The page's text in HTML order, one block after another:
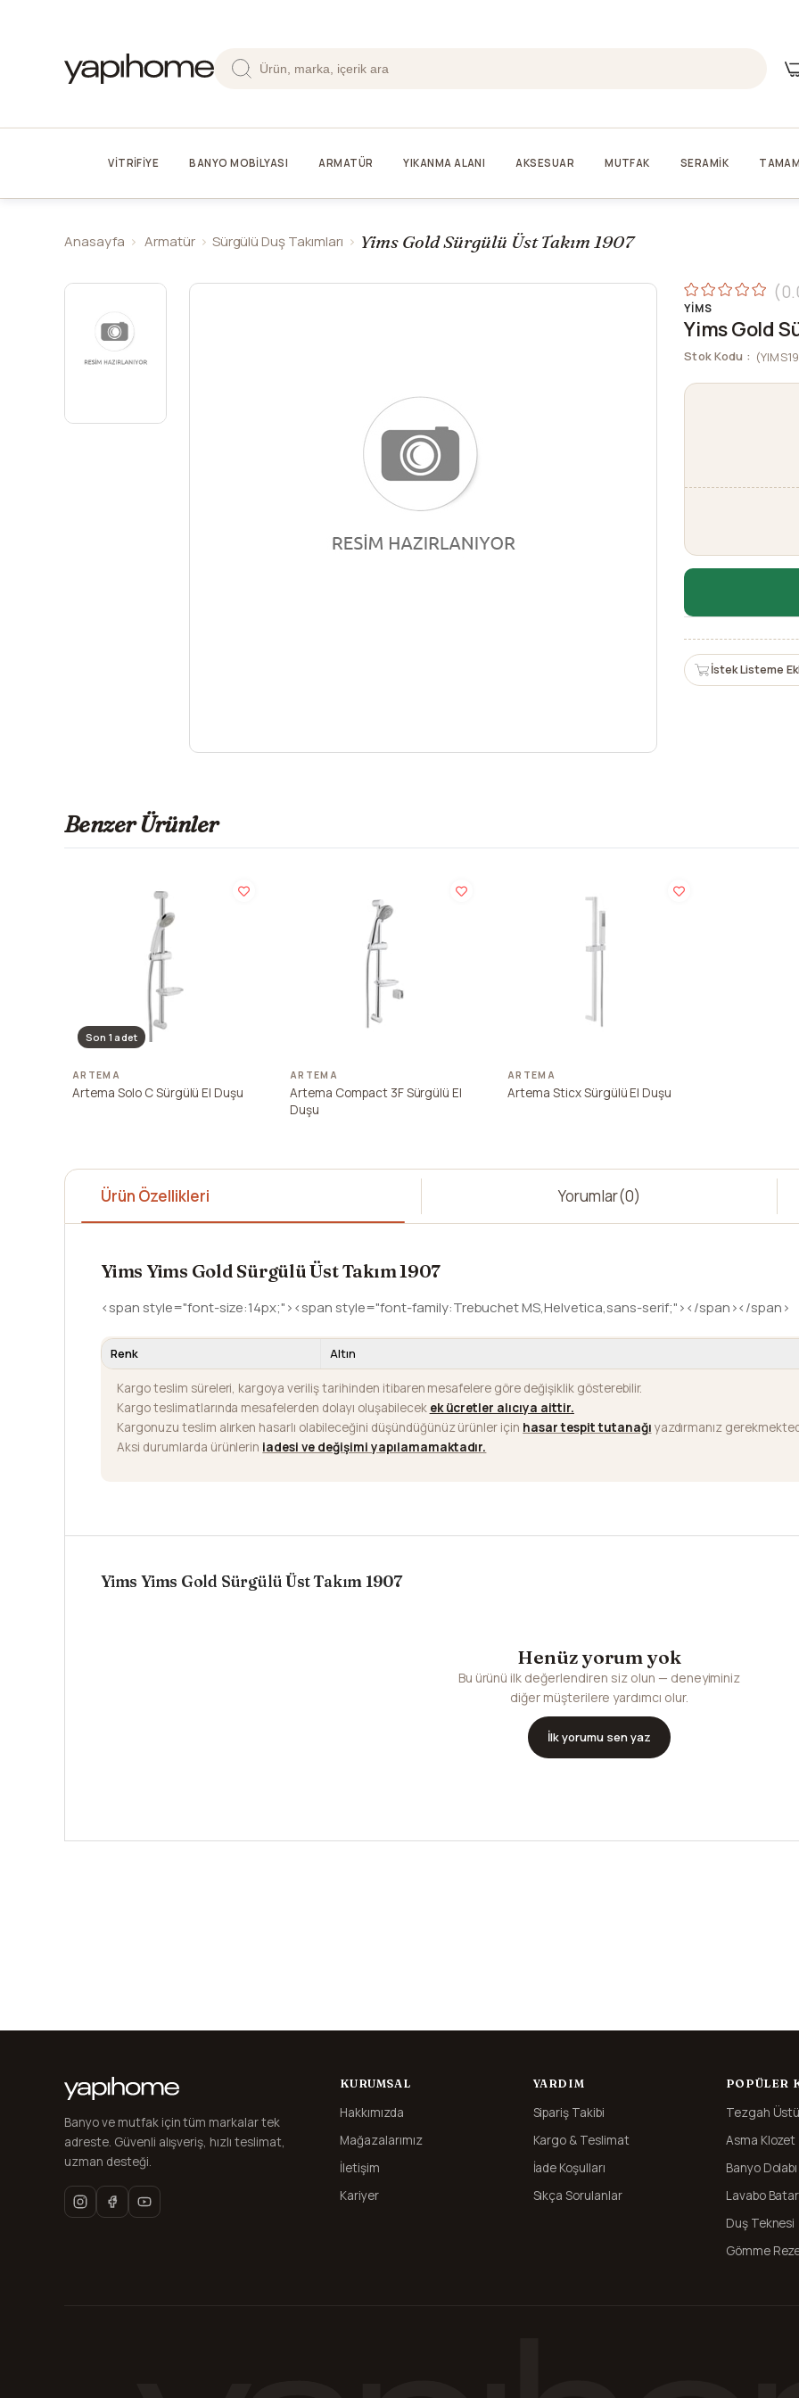
VİTRİFİYE BANYO MOBİLYASI ARMATÜR YIKANMA ALANI AKSESUAR MUTFAK SERAMİK
Anasayfa Armatür Sürgülü Duş Takımları Yims Gold Sürgülü Üst Takım 1907
YIMS
Yims Gold
Stok Kodu
İstek Listeme
Benzer Ürünler
Son 1 adet
ARTEMA
Artema Solo C Sürgülü El Duşu
ARTEMA
Artema Compact 3F Sürgülü El
Duşu
ARTEMA
Artema Sticx Sürgülü El Duşu
Ürün Özellikleri Yorumlar(0)
Yims Yims Gold Sürgülü Üst Takım 1907
<span style="font-size:14px;"><span style="font-family:Trebuchet MS,Helvetica,sans-serif;"></span></span>
Renk Altın
Kargo teslim süreleri, kargoya veriliş tarihinden itibaren mesafelere göre değişiklik gösterebilir.
Kargo teslimatlarında mesafelerden dolayı oluşabilecek ek ücretler alıcıya aittir.
Kargonuzu teslim alırken hasarlı olabileceğini düşündüğünüz ürünler için hasar tespit tutanağı yazdırmanız
Aksi durumlarda ürünlerin iadesi ve değişimi yapılamamaktadır.
Yims Yims Gold Sürgülü Üst Takım 1907
Henüz yorum yok
Bu ürünü ilk değerlendiren siz olun — deneyiminiz
diğer müşterilere yardımcı olur.
İlk yorumu sen yaz
Banyo ve mutfak için tüm markalar tek
adreste. Güvenli alışveriş, hızlı teslimat,
uzman desteği.
KURUMSAL
Hakkımızda
Mağazalarımız
İletişim
Kariyer
YARDIM
Sipariş Takibi
Kargo & Teslimat
İade Koşulları
Sıkça Sorulanlar
POPÜLER
Tezgah
Asma Klozet
Banyo Dolabı
Lavabo
Duş Teknesi
Gömme